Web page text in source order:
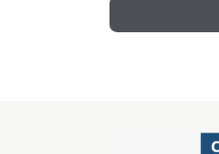
"11/10/2021
"26/10/2021
"15/11/2021